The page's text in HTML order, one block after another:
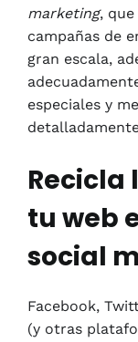
marketing,
campañas de
gran escala,
especiales y
Recicla
tu web
social
Facebook,
(y otras